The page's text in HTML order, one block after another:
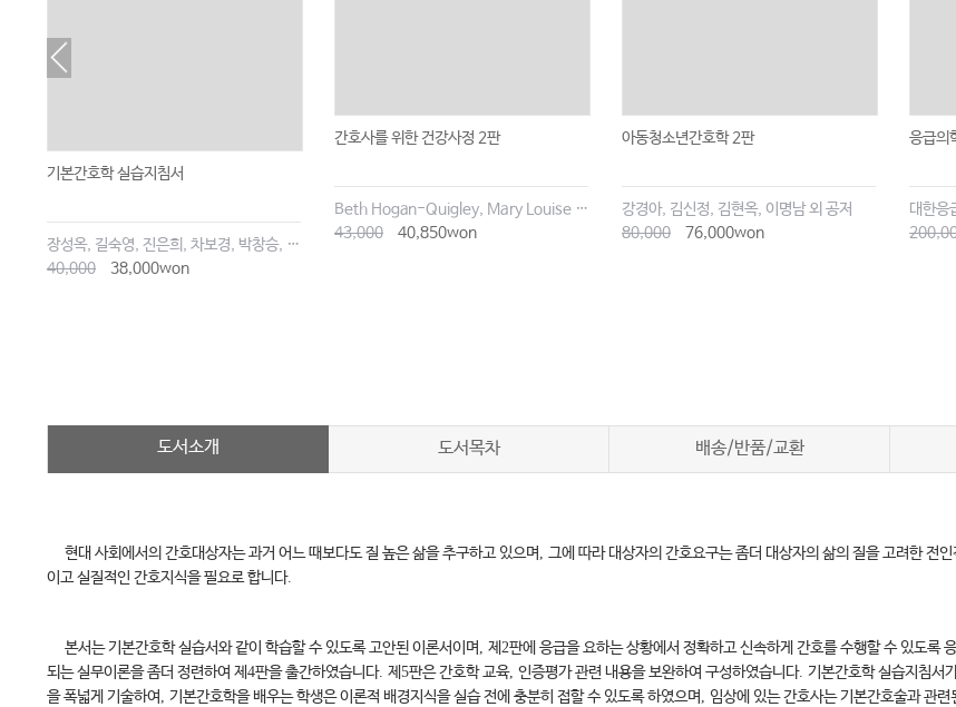
기본간호학 실습지침서
장성옥, 길숙영, 진은희, 차보경, 박창승, 김영희, 임세현, 김은재, 이해랑
40,000
38,000won
간호사를 위한 건강사정 2판
Beth Hogan-Quigley, Mary Louise Palm, Lynn S. Bickley
43,000
40,850won
아동청소년간호학 2판
강경아, 김신정, 김현옥, 이명남 외 공저
80,000
76,000won
응급의
대한응
도서소개 도서목차 배송/반품/교환
현대 사회에서의 간호대상자는 과거 어느 때보다도 질 높은 삶을 추구하고 있으며 , 그에 따라 대상자의 간호요구는 좀더 대상자의 삶의 질을 고려한 전
이고 실질적인 간호지식을 필요로 합니다.
본서는 기본간호학 실습서와 같이 학습할 수 있도록 고안된 이론서이며 , 제 2판에 응급을 요하는 상황에서 정확하고 신속하게 간호를 수행할 수 있도록
되는 실무이론을 좀더 정련하여 제 4판을 출간하였습니다. 제 5판은 간호학 교육, 인증평가 관련 내용을 보완하여 구성하였습니다. 기본간호학 실습지침서
을 폭넓게 기술하여 , 기본간호학을 배우는 학생은 이론적 배경지식을 실습 전에 충분히 접할 수 있도록 하였으며 , 임상에 있는 간호사는 기본간호술과 관